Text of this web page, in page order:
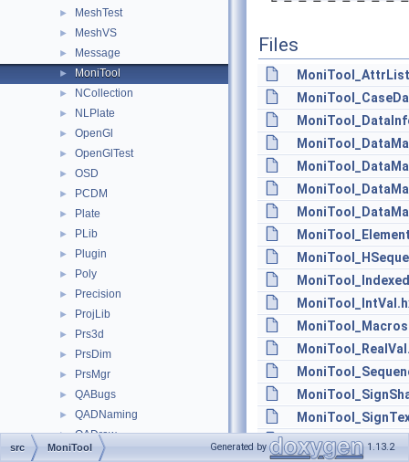
► MeshTest
► MeshVS
► Message
► MoniTool
► NCollection
► NLPlate
► OpenGl
► OpenGlTest
► OSD
► PCDM
► Plate
► PLib
► Plugin
► Poly
► Precision
► ProjLib
► Prs3d
► PrsDim
► PrsMgr
► QABugs
► QADNaming
► QADraw
► QANCollection
Files
src MoniTool Generated by 1.13.2